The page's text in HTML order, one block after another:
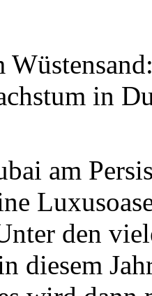
in
am
den
diesem